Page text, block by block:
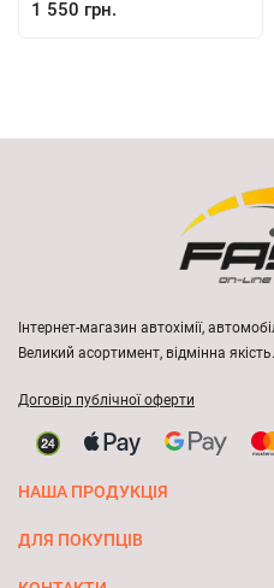
1 550 грн.
Інтернет-магазин автохімії,
Великий асортимент, відмінна якість.
Договір публічної оферти
НАША ПРОДУКЦІЯ
ДЛЯ ПОКУПЦІВ